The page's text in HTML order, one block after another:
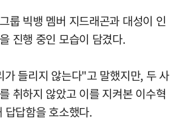
룹 빅뱅 멤버 지드래곤과 대성이 인
진행 중인 모습이 담겼다.
들리지 않는다"고 말했지만, 두 사
취하지 않았고 이를 지켜본 이수혁
답답함을 호소했다.